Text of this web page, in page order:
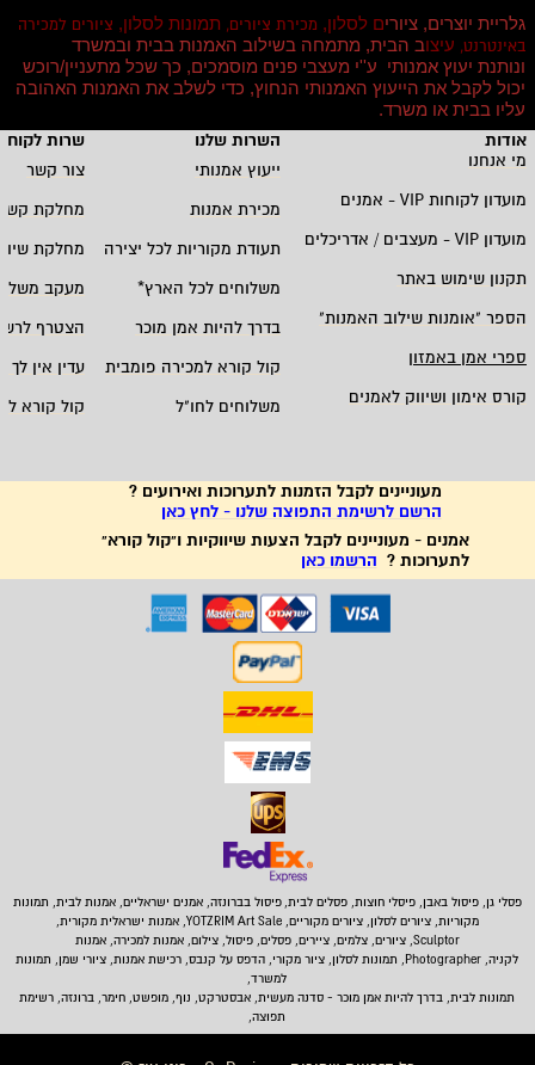
גלריית יוצרים, ציורים לסלון, מכירת ציורים, תמונות לסלון, ציורים למכירה
באינטרנט, עיצוב הבית, מתמחה בשילוב האמנות בבית ובמשרד
ונותנת יעוץ אמנותי ע''י מעצבי פנים מוסמכים, כך שכל מתעניין/רוכש
יכול לקבל את הייעוץ האמנותי הנחוץ, כדי לשלב את האמנות האהובה
עליו בבית או משרד.
פסלי גן, פיסול באבן, פיסלי חוצות, פסלים לבית,פיסול בברונזה, אמנים ישראליים, אמנות לבית, תמונות
מקוריות, ציורים לסלון, ציורים מקוריים, YOTZRIM Art Sale, אמנות ישראלית מקורית,
Sculptor, ציורים, צלמים, ציירים, פסלים, פיסול, צילום, אמנות למכירה, אמנות
לקניה, Photographer, תמונות לסלון, ציור מקורי, הדפס על קנבס, רכישת אמנות, ציורי שמן, תמונות
למשרד,
תמונות לבית, בדרך להיות אמן מוכר - סדנה מעשית, אבסטרקט, נוף, מופשט, חימר, ברונזה, רשימת
תפוצה,
אודות השרות שלנו
שרות
מי אנחנו
ייעוץ אמנותי
צור קשר
מועדון לקוחותVIP - אמנים מכירת אמנות
מחלקת
מועדון
מעצבים / אדריכלים תעודת מקוריות לכל יצירה
מחלקת
תקנון שימוש באתר
משלוחים לכל הארץ*
מעקב
הספר "אומנות שילוב האמנות" בדרך להיות אמן מוכר
הצטרף
ספרי אמן באמזון
קול קורא למכירה פומבית
עדין אין לך
קורס אימון ושיווק לאמנים
משלוחים לחו"ל קול קורא
מעוניינים לקבל הזמנות לתערוכות ואירועים ?
הרשם לרשימת התפוצה שלנו - לחץ כאן
אמנים - מעוניינים לקבל הצעות שיווקיות ו"קול קורא"
לתערוכות ? הרשמו כאן